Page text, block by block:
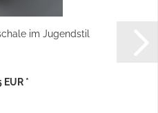
im Jugendstil
EUR *